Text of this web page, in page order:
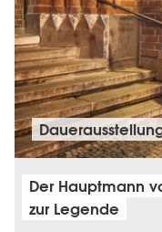
Der Hauptmann
zur Legende